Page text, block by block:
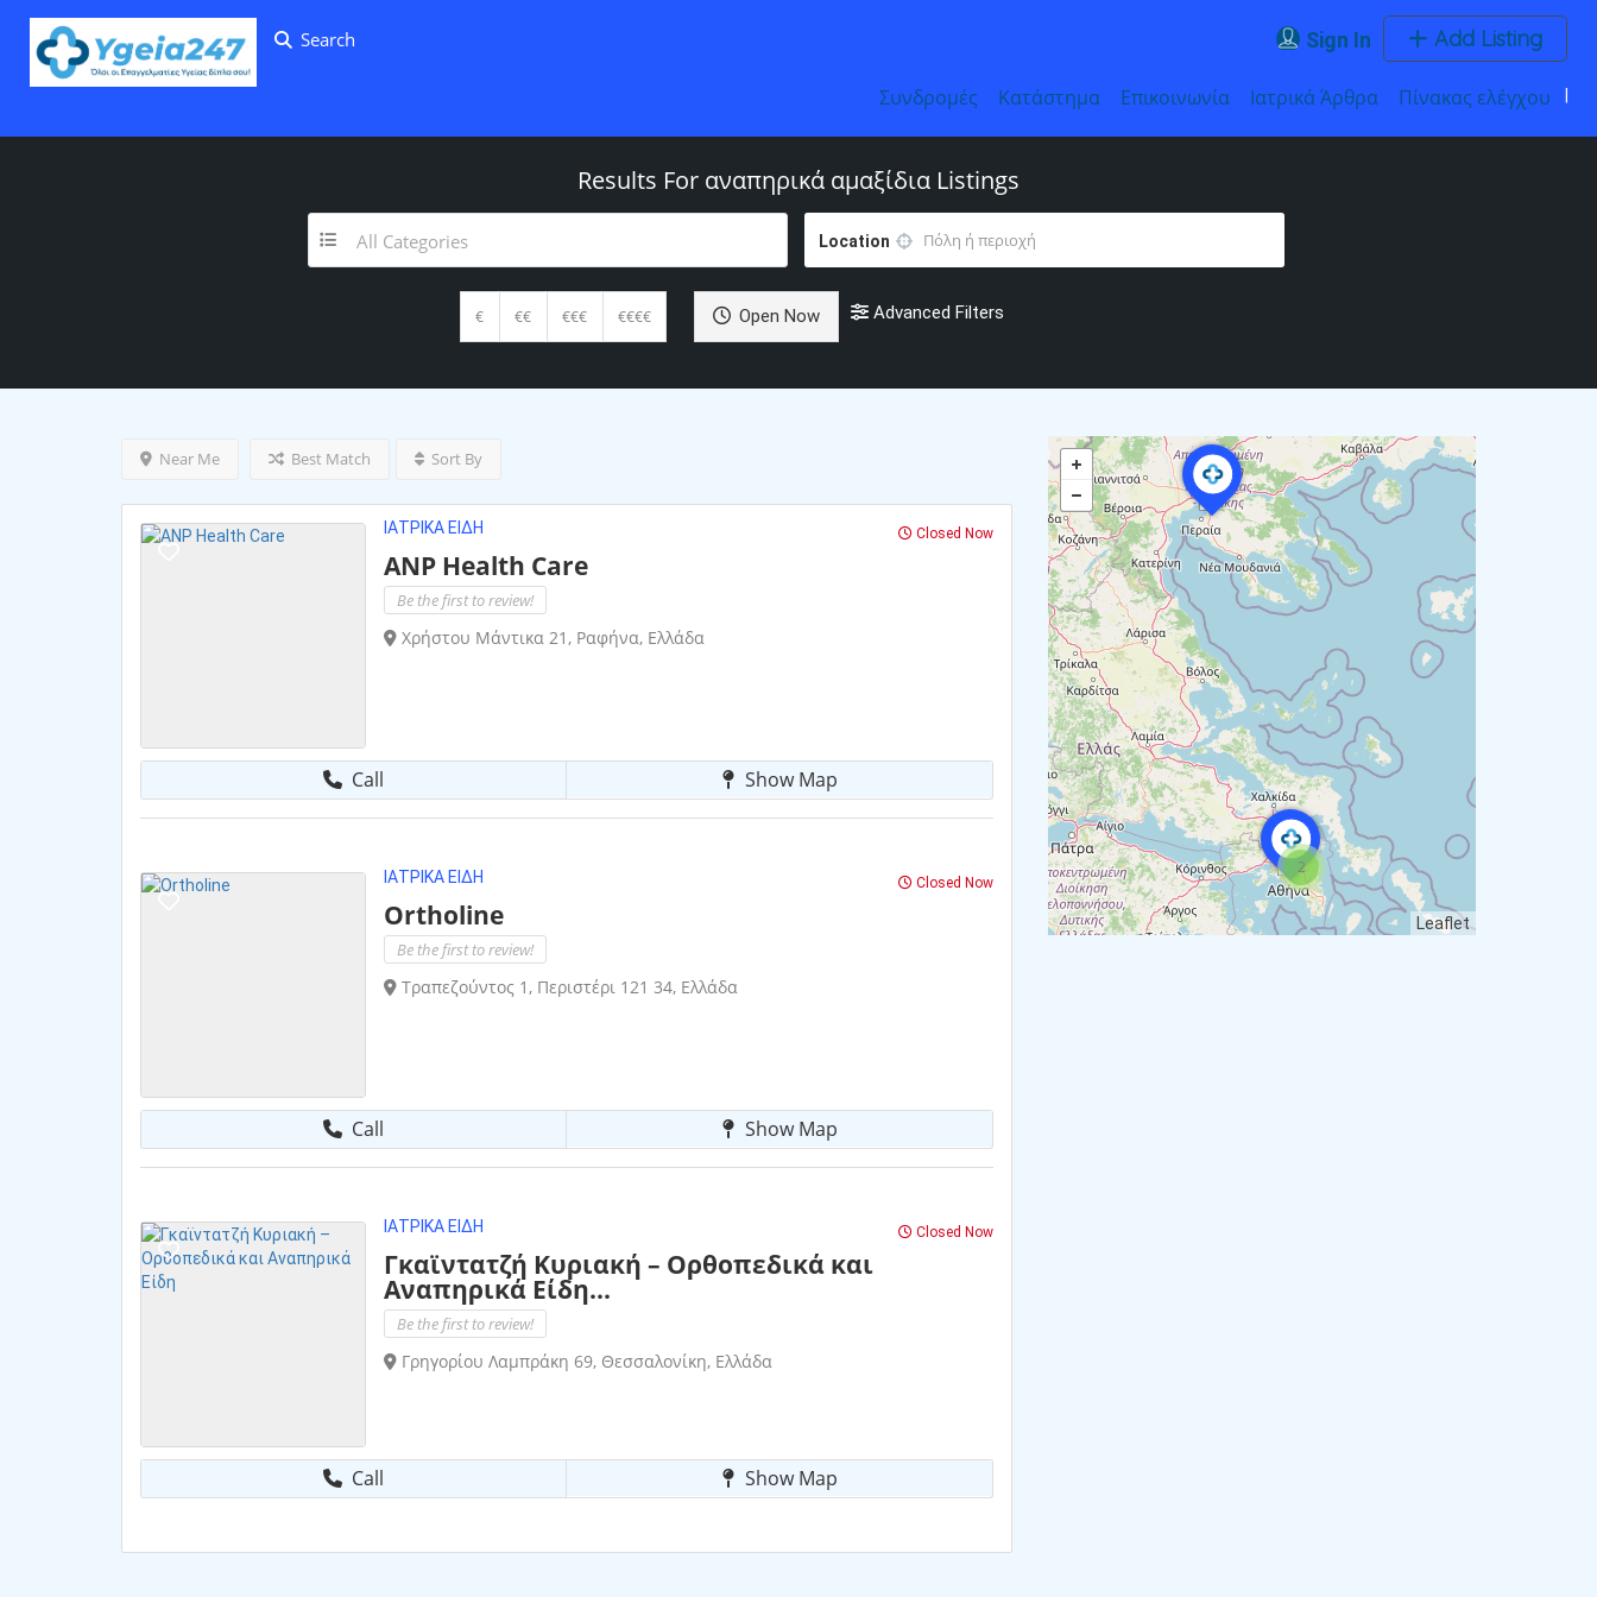
Search Sign In Add Listing
Συνδρομές Κατάστημα Επικοινωνία Ιατρικά Άρθρα Πίνακας ελέγχου
Results For αναπηρικά αμαξίδια Listings
All Categories Location
€ €€ €€€ €€€€ Open Now Advanced Filters
Near Me Best Match Sort By
ΙΑΤΡΙΚΆ ΕΊΔΗ Closed Now
ANP Health Care
Be the first to review!
Χρήστου Μάντικα 21, Ραφήνα, Ελλάδα
Call Show Map
ΙΑΤΡΙΚΆ ΕΊΔΗ Closed Now
Ortholine
Be the first to review!
Τραπεζούντος 1, Περιστέρι 121 34, Ελλάδα
Call Show Map
ΙΑΤΡΙΚΆ ΕΊΔΗ Closed Now
Γκαϊντατζή Κυριακή – Ορθοπεδικά και
Αναπηρικά Είδη...
Be the first to review!
Γρηγορίου Λαμπράκη 69, Θεσσαλονίκη, Ελλάδα
Call Show Map
2
Leaflet